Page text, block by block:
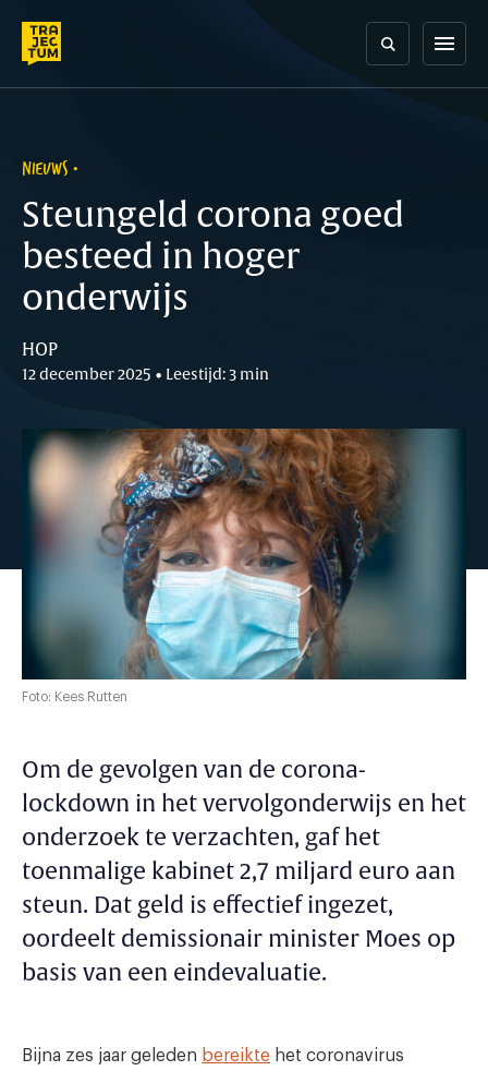
content
menu
NIEUWS
Steungeld corona goed
besteed in hoger
onderwijs
HOP
12 december 2025 • Leestijd: 3 min
Foto: Kees Rutten
Om de gevolgen van de corona-
lockdown in het vervolgonderwijs en het
onderzoek te verzachten, gaf het
toenmalige kabinet 2,7 miljard euro aan
steun. Dat geld is effectief ingezet,
oordeelt demissionair minister Moes op
basis van een eindevaluatie.
Bijna zes jaar geleden bereikte het coronavirus